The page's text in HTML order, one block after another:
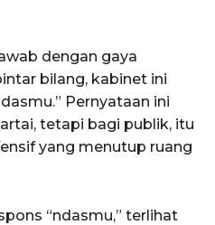
dengan gaya
bilang, kabinet ini
Pernyataan ini
tetapi bagi publik, itu
yang menutup ruang
“ndasmu,” terlihat